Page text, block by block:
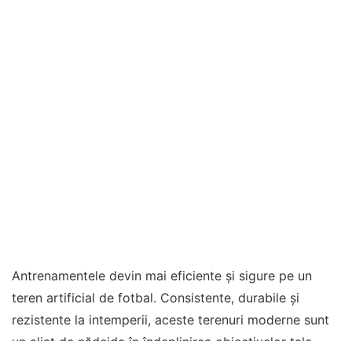
Antrenamentele devin mai eficiente și sigure pe un
teren artificial de fotbal. Consistente, durabile și
rezistente la intemperii, aceste terenuri moderne sunt